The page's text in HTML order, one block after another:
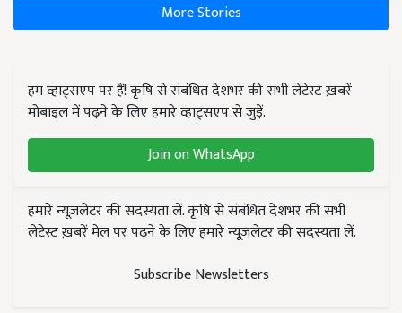
More Stories
हम व्हाट्सएप पर हैं! कृषि से संबंधित देशभर की सभी लेटेस्ट ख़बरें
मोबाइल में पढ़ने के लिए हमारे व्हाट्सएप से जुड़ें.
Join on WhatsApp
हमारे न्यूज़लेटर की सदस्यता लें. कृषि से संबंधित देशभर की सभी
लेटेस्ट ख़बरें मेल पर पढ़ने के लिए हमारे न्यूज़लेटर की सदस्यता लें.
Subscribe Newsletters